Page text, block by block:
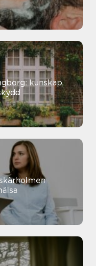
kunskap,